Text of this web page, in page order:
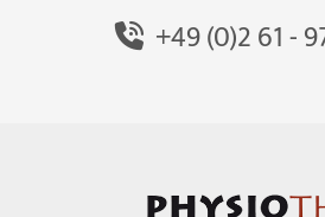
+49 (0)2 61 -